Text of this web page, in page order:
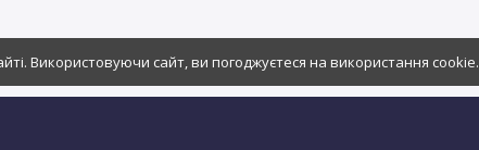
Використовуючи сайт, ви погоджуєтеся на використання cookie.